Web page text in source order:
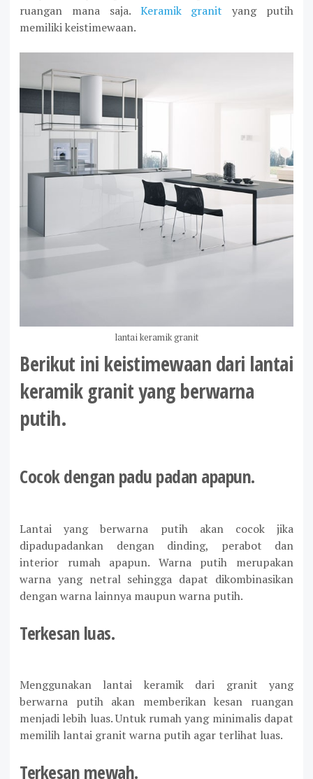
ruangan mana saja. Keramik granit yang putih
memiliki keistimewaan.
lantai keramik granit
Berikut ini keistimewaan dari lantai
keramik granit yang berwarna
putih.
Cocok dengan padu padan apapun.
Lantai yang berwarna putih akan cocok jika
dipadupadankan dengan dinding, perabot dan
interior rumah apapun. Warna putih merupakan
warna yang netral sehingga dapat dikombinasikan
dengan warna lainnya maupun warna putih.
Terkesan luas.
Menggunakan lantai keramik dari granit yang
berwarna putih akan memberikan kesan ruangan
menjadi lebih luas. Untuk rumah yang minimalis dapat
memilih lantai granit warna putih agar terlihat luas.
Terkesan mewah.